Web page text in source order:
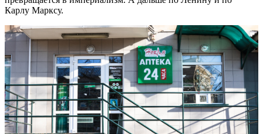
Карлу Марксу.